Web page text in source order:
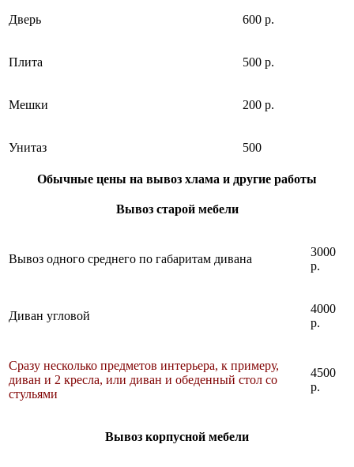
Дверь 600 р.
Плита 500 р.
Мешки 200 р.
Унитаз 500
Обычные цены на вывоз хлама и другие работы
Вывоз старой мебели
Вывоз одного среднего по габаритам дивана
3000
р.
Диван угловой
4000
р.
Сразу несколько предметов интерьера, к примеру,
диван и 2 кресла, или диван и обеденный стол со
стульями
4500
р.
Вывоз корпусной мебели